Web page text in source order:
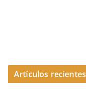
Artículos recientes